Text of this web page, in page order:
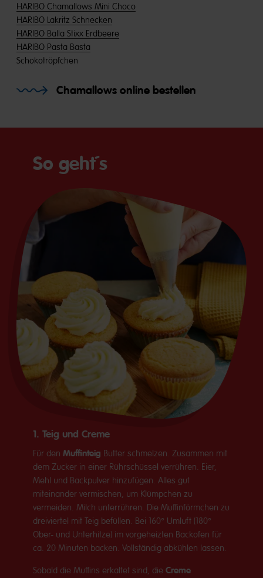
HARIBO Chamallows Mini Choco
HARIBO Lakritz Schnecken
HARIBO Balla Stixx Erdbeere
HARIBO Pasta Basta
Schokotröpfchen
Chamallows online bestellen
So geht´s
1. Teig und Creme
Für den Muffinteig Butter schmelzen. Zusammen mit
dem Zucker in einer Rührschüssel verrühren. Eier,
Mehl und Backpulver hinzufügen. Alles gut
miteinander vermischen, um Klümpchen zu
vermeiden. Milch unterrühren. Die Muffinförmchen zu
dreiviertel mit Teig befüllen. Bei 160° Umluft (180°
Ober- und Unterhitze) im vorgeheizten Backofen für
ca. 20 Minuten backen. Vollständig abkühlen lassen.
Sobald die Muffins erkaltet sind, die Creme